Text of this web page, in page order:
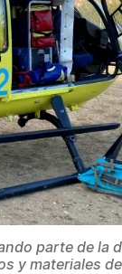
parte de la
y materiales